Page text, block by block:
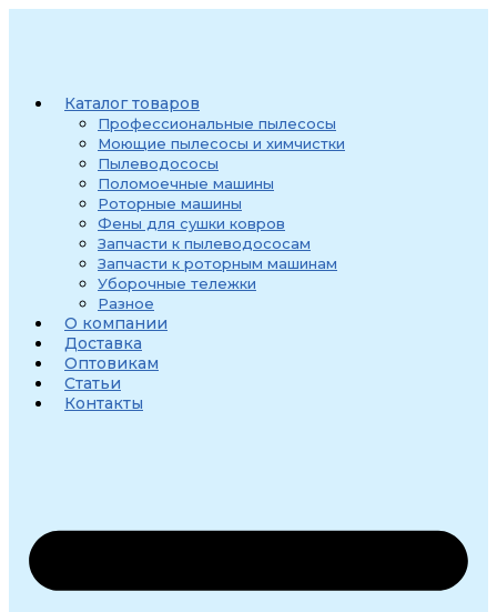
Каталог товаров
Профессиональные пылесосы
Моющие пылесосы и химчистки
Пылеводососы
Поломоечные машины
Роторные машины
Фены для сушки ковров
Запчасти к пылеводососам
Запчасти к роторным машинам
Уборочные тележки
Разное
О компании
Доставка
Оптовикам
Статьи
Контакты